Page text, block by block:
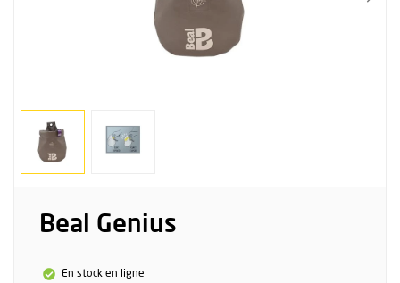
Beal Genius
En stock en ligne